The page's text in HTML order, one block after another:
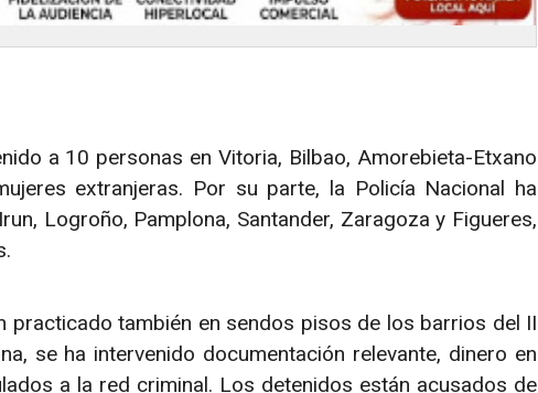
a 10 personas en Vitoria, Bilbao, Amorebieta-Etxano
extranjeras. Por su parte, la Policía Nacional ha
Logroño, Pamplona, Santander, Zaragoza y Figueres,
practicado también en sendos pisos de los barrios del II
se ha intervenido documentación relevante, dinero en
a la red criminal. Los detenidos están acusados de